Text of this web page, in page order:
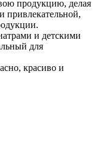
продукцию, делая
привлекательной,
и детскими
для
красиво и